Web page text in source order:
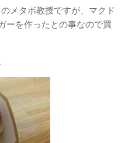
メタボ教授ですが、マクド
ーを作ったとの事なので買